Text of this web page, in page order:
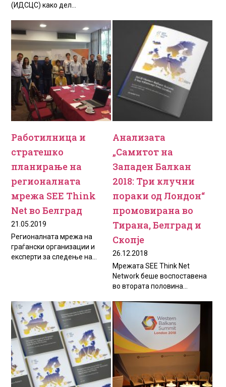
(ИДСЦС) како дел...
Работилница и
стратешко
планирање на
регионалната
мрежа SEE Think
Net во Белград
21.05.2019
Регионалната мрежа на
граѓански организации и
експерти за следење на...
Анализата
„Самитот на
Западен Балкан
2018: Три клучни
пораки од Лондон“
промовирана во
Тирана, Белград и
Скопје
26.12.2018
Мрежата SEE Think Net
Network беше воспоставена
во втората половина...